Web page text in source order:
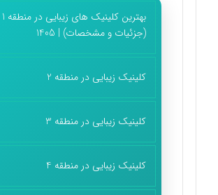
(جزئیات و مشخصات) | 1405
کلینیک زیبایی در منطقه 2
کلینیک زیبایی در منطقه 3
کلینیک زیبایی در منطقه 4